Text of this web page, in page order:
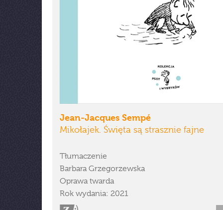
Jean-Jacques Sempé
Mikołajek. Święta są strasznie fajne
Tłumaczenie
Barbara Grzegorzewska
Oprawa twarda
Rok wydania: 2021